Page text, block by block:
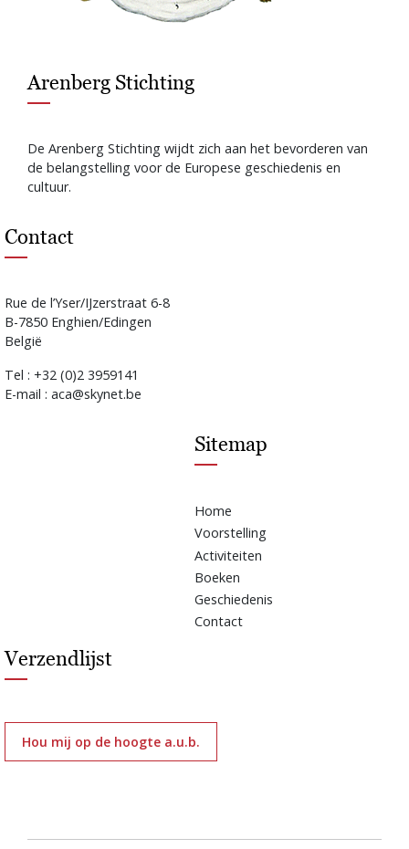
Arenberg Stichting
De Arenberg Stichting wijdt zich aan het bevorderen van
de belangstelling voor de Europese geschiedenis en
cultuur.
Contact
Rue de l’Yser/IJzerstraat 6-8
B-7850 Enghien/Edingen
België
Tel : +32 (0)2 3959141
E-mail : aca@skynet.be
Sitemap
Home
Voorstelling
Activiteiten
Boeken
Geschiedenis
Contact
Verzendlijst
Hou mij op de hoogte a.u.b.